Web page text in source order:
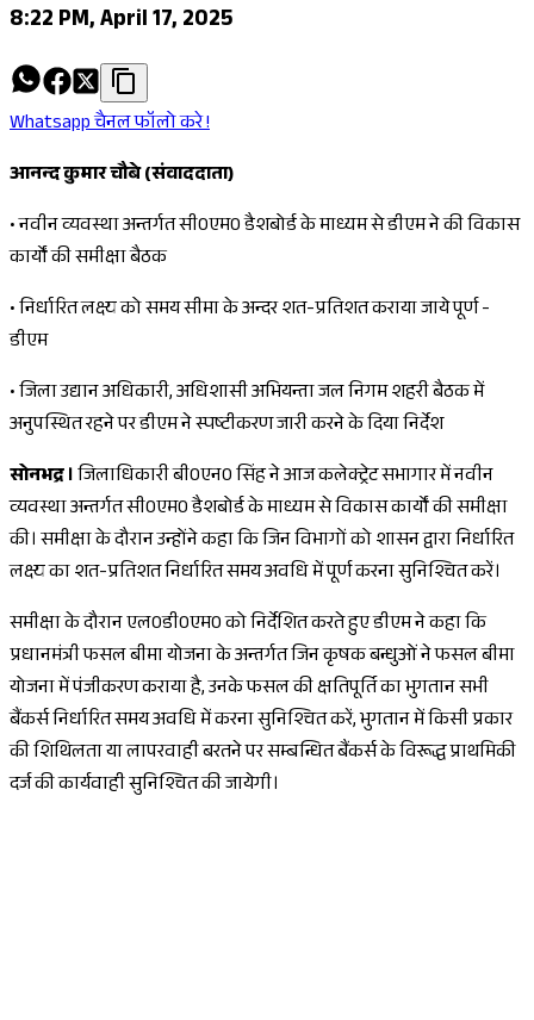
8:22 PM, April 17, 2025
Whatsapp चैनल फॉलो करे !
आनन्द कुमार चौबे (संवाददाता)
•नवीन व्यवस्था अन्तर्गत सी0एम0 डैशबोर्ड के माध्यम से डीएम ने की विकास
कार्यों की समीक्षा बैठक
•निर्धारित लक्ष्य को समय सीमा के अन्दर शत-प्रतिशत कराया जाये पूर्ण -
डीएम
•जिला उद्यान अधिकारी, अधिशासी अभियन्ता जल निगम शहरी बैठक में
अनुपस्थित रहने पर डीएम ने स्पष्टीकरण जारी करने के दिया निर्देश
सोनभद्र ।जिलाधिकारी बी0एन0 सिंह ने आज कलेक्ट्रेट सभागार में नवीन
व्यवस्था अन्तर्गत सी0एम0 डैशबोर्ड के माध्यम से विकास कार्यों की समीक्षा
की। समीक्षा के दौरान उन्होंने कहा कि जिन विभागों को शासन द्वारा निर्धारित
लक्ष्य का शत-प्रतिशत निर्धारित समय अवधि में पूर्ण करना सुनिश्चित करें।
समीक्षा के दौरान एल0डी0एम0 को निर्देशित करते हुए डीएम ने कहा कि
प्रधानमंत्री फसल बीमा योजना के अन्तर्गत जिन कृषक बन्धुओं ने फसल बीमा
योजना में पंजीकरण कराया है, उनके फसल की क्षतिपूर्ति का भुगतान सभी
बैंकर्स निर्धारित समय अवधि में करना सुनिश्चित करें, भुगतान में किसी प्रकार
की शिथिलता या लापरवाही बरतने पर सम्बन्धित बैंकर्स के विरूद्ध प्राथमिकी
दर्ज की कार्यवाही सुनिश्चित की जायेगी।